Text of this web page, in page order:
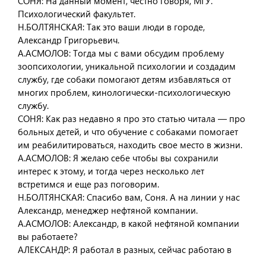
Психологический факультет.
Н.БОЛТЯНСКАЯ: Так это ваши люди в городе,
Александр Григорьевич.
А.АСМОЛОВ: Тогда мы с вами обсудим проблему
зоопсихологии, уникальной психологии и создадим
службу, где собаки помогают детям избавляться от
многих проблем, кинологически-психологическую
службу.
СОНЯ: Как раз недавно я про это статью читала — про
больных детей, и что обучение с собаками помогает
им реабилитироваться, находить свое место в жизни.
А.АСМОЛОВ: Я желаю себе чтобы вы сохранили
интерес к этому, и тогда через несколько лет
встретимся и еще раз поговорим.
Н.БОЛТЯНСКАЯ: Спасибо вам, Соня. А на линии у нас
Александр, менеджер нефтяной компании.
А.АСМОЛОВ: Александр, в какой нефтяной компании
вы работаете?
АЛЕКСАНДР: Я работал в разных, сейчас работаю в